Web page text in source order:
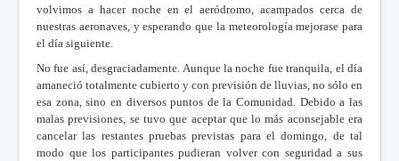
volvimos a hacer noche en el aeródromo, acampados cerca de
nuestras aeronaves, y esperando que la meteorología mejorase para
el día siguiente.
No fue así, desgraciadamente. Aunque la noche fue tranquila, el día
amaneció totalmente cubierto y con previsión de lluvias, no sólo en
esa zona, sino en diversos puntos de la Comunidad. Debido a las
malas previsiones, se tuvo que aceptar que lo más aconsejable era
cancelar las restantes pruebas previstas para el domingo, de tal
modo que los participantes pudieran volver con seguridad a sus